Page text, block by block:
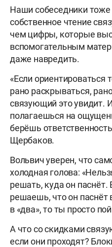
Наши собеседники
собственное чтение
чем цифры, которые
вспомогательным
даже навредить.
«Если ориентироваться
рано раскрываться,
связующий это увидит.
полагаешься на
берёшь
Щербаков.
Вольвич уверен, что
холодная голова:
решать, куда он паснёт.
решаешь, что он паснёт
в «два», то ты просто
А что со скидками
если они проходят?